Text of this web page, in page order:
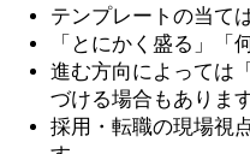
テンプレートの当て
「とにかく盛る」「
進む方向によっては
づける場合もありま
採用・転職の現場視